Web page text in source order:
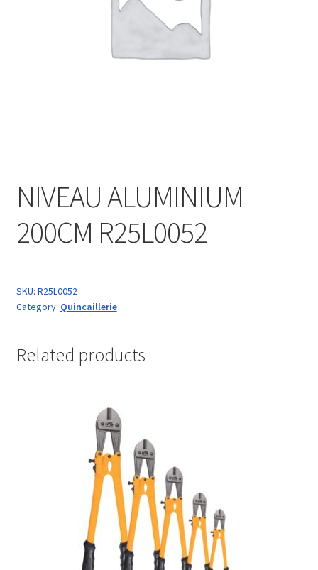
NIVEAU ALUMINIUM
200CM R25L0052
SKU: R25L0052
Category: Quincaillerie
Related products